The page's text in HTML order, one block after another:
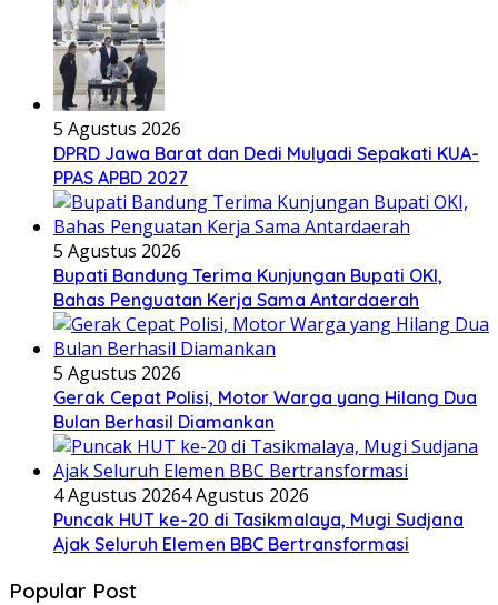
5 Agustus 2026
DPRD Jawa Barat dan Dedi Mulyadi Sepakati KUA-
PPAS APBD 2027
5 Agustus 2026
Bupati Bandung Terima Kunjungan Bupati OKI,
Bahas Penguatan Kerja Sama Antardaerah
5 Agustus 2026
Gerak Cepat Polisi, Motor Warga yang Hilang Dua
Bulan Berhasil Diamankan
4 Agustus 20264 Agustus 2026
Puncak HUT ke-20 di Tasikmalaya, Mugi Sudjana
Ajak Seluruh Elemen BBC Bertransformasi
Popular Post